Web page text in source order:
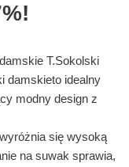
T.Sokolski
damskieto idealny
modny design z
się wysoką
na suwak sprawia,